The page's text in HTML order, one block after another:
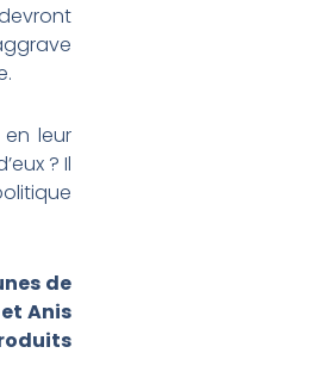
leur
? Il
de
Anis